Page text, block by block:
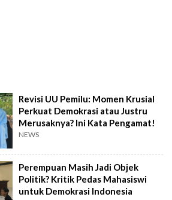
Revisi UU Pemilu: Momen Krusial
Perkuat Demokrasi atau Justru
Merusaknya? Ini Kata Pengamat!
NEWS
Perempuan Masih Jadi Objek
Politik? Kritik Pedas Mahasiswi
untuk Demokrasi Indonesia